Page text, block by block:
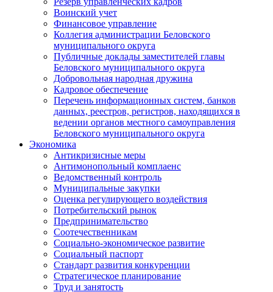
Воинский учет
Финансовое управление
Коллегия администрации Беловского
муниципального округа
Публичные доклады заместителей главы
Беловского муниципального округа
Добровольная народная дружина
Кадровое обеспечение
Перечень информационных систем, банков
данных, реестров, регистров, находящихся в
ведении органов местного самоуправления
Беловского муниципального округа
Экономика
Антикризисные меры
Антимонопольный комплаенс
Ведомственный контроль
Муниципальные закупки
Оценка регулирующего воздействия
Потребительский рынок
Предпринимательство
Соотечественникам
Социально-экономическое развитие
Социальный паспорт
Стандарт развития конкуренции
Стратегическое планирование
Труд и занятость